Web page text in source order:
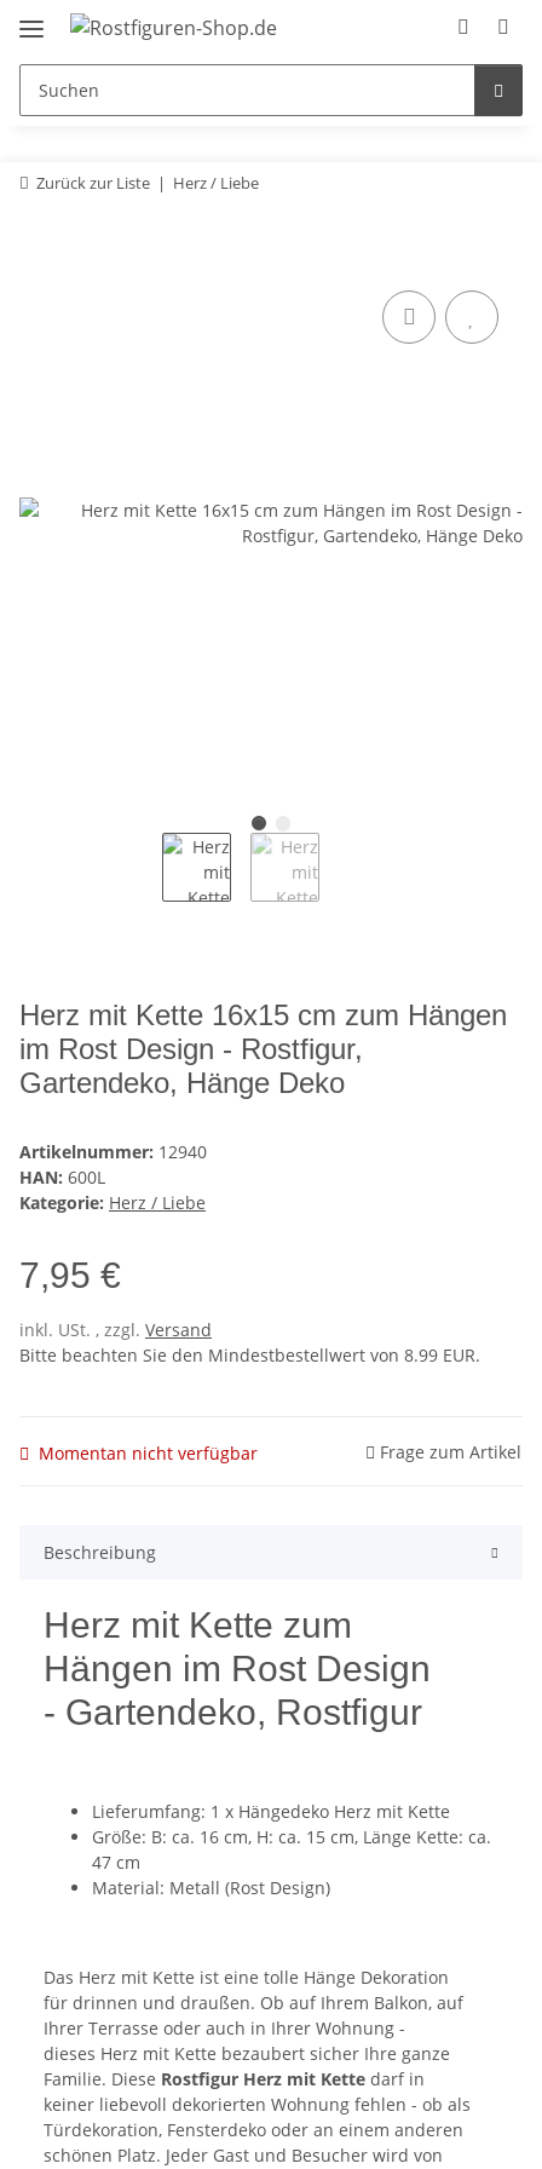
Zurück zur Liste Herz / Liebe
Herz mit Kette 16x15 cm zum Hängen
im Rost Design - Rostfigur,
Gartendeko, Hänge Deko
Artikelnummer: 12940
HAN: 600L
Kategorie: Herz / Liebe
7,95 €
inkl. USt. , zzgl. Versand
Bitte beachten Sie den Mindestbestellwert von 8.99 EUR.
Momentan nicht verfügbar Frage zum Artikel
Beschreibung
Herz mit Kette zum
Hängen im Rost Design
- Gartendeko, Rostfigur
Lieferumfang: 1 x Hängedeko Herz mit Kette
Größe: B: ca. 16 cm, H: ca. 15 cm, Länge Kette: ca.
47 cm
Material: Metall (Rost Design)
Das Herz mit Kette ist eine tolle Hänge Dekoration
für drinnen und draußen. Ob auf Ihrem Balkon, auf
Ihrer Terrasse oder auch in Ihrer Wohnung -
dieses Herz mit Kette bezaubert sicher Ihre ganze
Familie. Diese Rostfigur Herz mit Kette darf in
keiner liebevoll dekorierten Wohnung fehlen - ob als
Türdekoration, Fensterdeko oder an einem anderen
schönen Platz. Jeder Gast und Besucher wird von